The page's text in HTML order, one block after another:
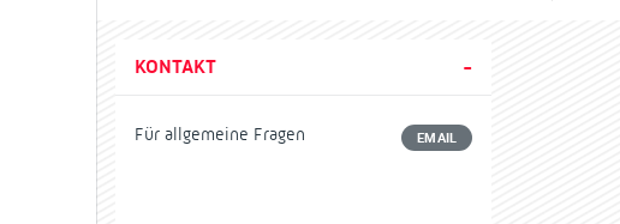
KONTAKT
Für allgemeine Fragen EMAIL